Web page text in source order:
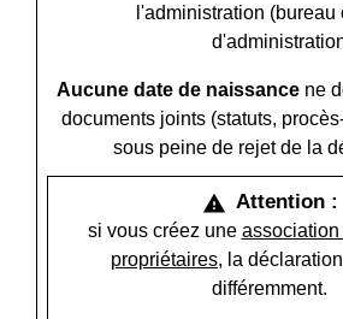
l'administration (bureau
Aucune date de naissance ne
documents joints (statuts,
sous peine de rejet de la
warning Attention :
si vous créez une
propriétaires, la
différemment.